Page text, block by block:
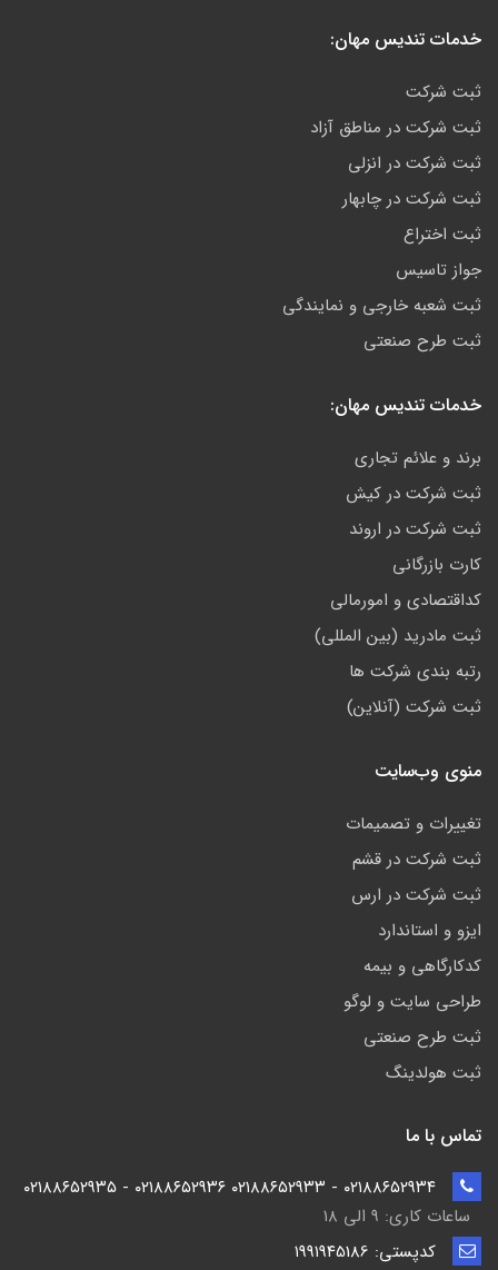
خدمات تندیس مهان:
ثبت شرکت
ثبت شرکت در مناطق آزاد
ثبت شرکت در انزلی
ثبت شرکت در چابهار
ثبت اختراع
جواز تاسیس
ثبت شعبه خارجی و نمایندگی
ثبت طرح صنعتی
خدمات تندیس مهان:
برند و علائم تجاری
ثبت شرکت در کیش
ثبت شرکت در اروند
کارت بازرگانی
کداقتصادی و امورمالی
ثبت مادرید (بین المللی)
رتبه بندی شرکت ها
ثبت شرکت (آنلاین)
منوی وب‌سایت
تغییرات و تصمیمات
ثبت شرکت در قشم
ثبت شرکت در ارس
ایزو و استاندارد
کدکارگاهی و بیمه
طراحی سایت و لوگو
ثبت طرح صنعتی
ثبت هولدینگ
تماس با ما
ساعات کاری: ۹ الی ۱۸
کدپستی: ۱۹۹۱۹۴5186